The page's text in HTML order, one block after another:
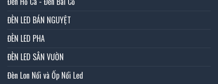
ĐÈN LED BÁN NGUYỆT
ĐÈN LED PHA
ĐÈN LED SÂN VƯỜN
Đèn Lon Nổi và Ốp Nổi Led